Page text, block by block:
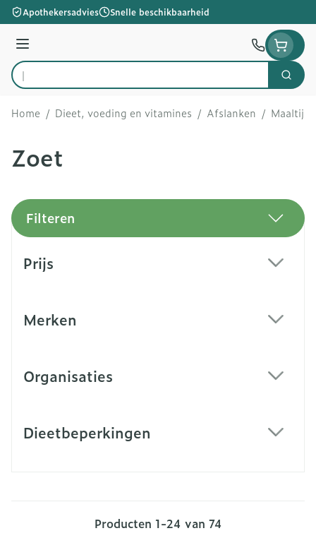
Ga naar de inhoud
Apothekersadvies Snelle beschikbaarheid
Menu
Product, merk, categorie...
Zoek
Home / Dieet, voeding en vitamines / Afslanken /
Zoet
Filteren
Prijs
Merken
Organisaties
Dieetbeperkingen
Producten 1-24 van 74